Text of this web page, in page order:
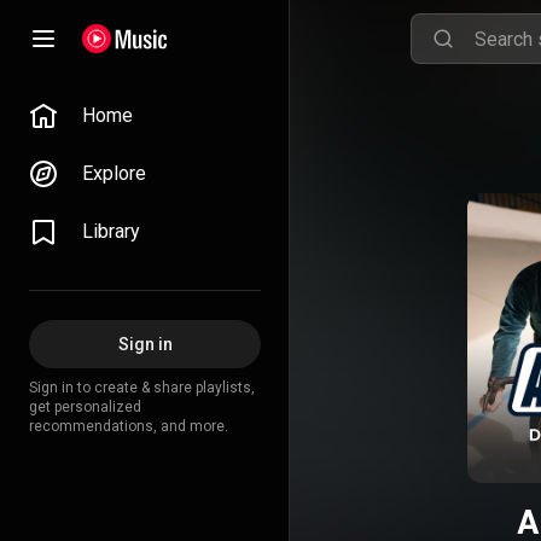
Home
Explore
Library
Sign in
Sign in to create & share playlists,
get personalized
recommendations, and more.